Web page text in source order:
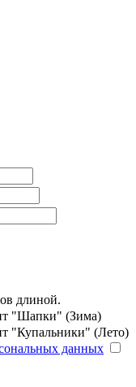
длиной.
"Шапки" (Зима)
"Купальники" (Лето)
данных